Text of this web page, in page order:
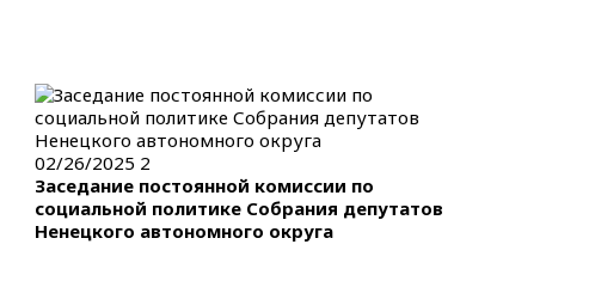
02/26/2025 2
Заседание постоянной комиссии по
социальной политике Собрания депутатов
Ненецкого автономного округа